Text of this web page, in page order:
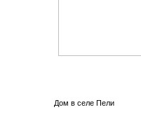
Дом в селе Пели